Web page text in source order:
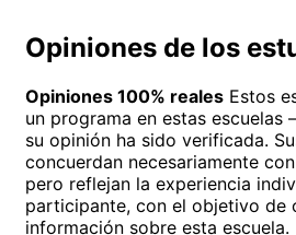
Opiniones de los
Opiniones 100% reales Estos
un programa en estas escuelas
su opinión ha sido verificada.
concuerdan necesariamente
pero reflejan la experiencia
participante, con el objetivo de
información sobre esta escuela.